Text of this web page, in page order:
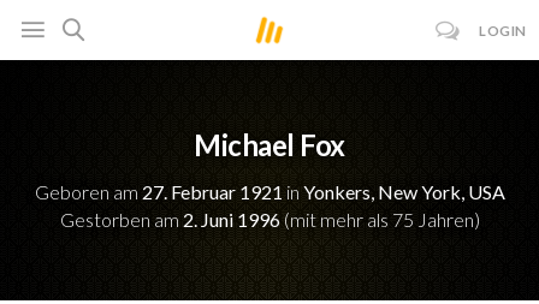
LOGIN
Michael Fox
Geboren am 27. Februar 1921 in Yonkers, New York, USA
Gestorben am 2. Juni 1996(mit mehr als 75 Jahren)